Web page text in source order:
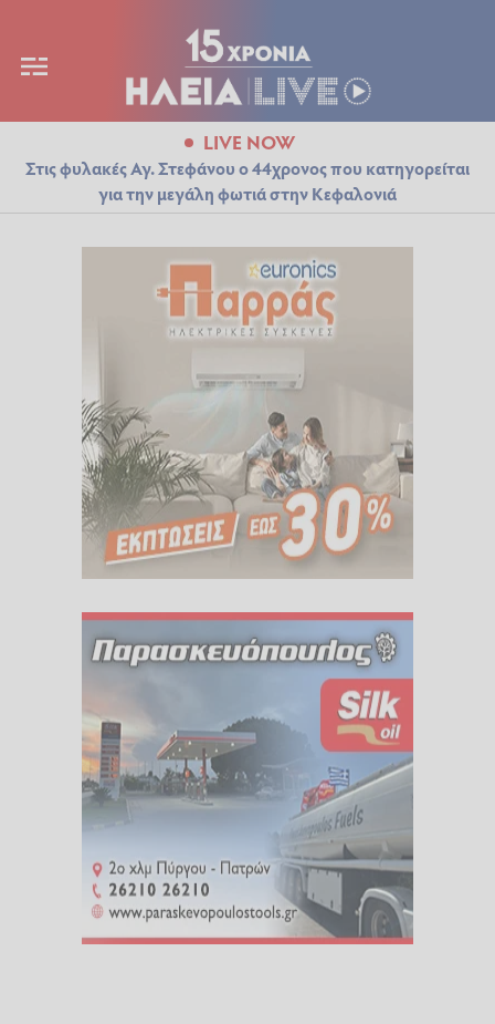
LIVE NOW
Στις φυλακές Αγ. Στεφάνου ο 44χρονος που κατηγορείται
για την μεγάλη φωτιά στην Κεφαλονιά